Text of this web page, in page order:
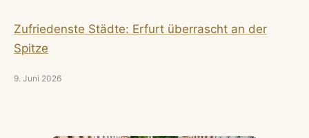
Zufriedenste Städte: Erfurt überrascht an der
Spitze
9. Juni 2026